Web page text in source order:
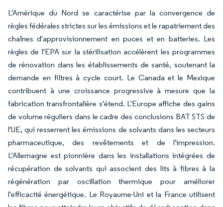
L'Amérique du Nord se caractérise par la convergence de
règles fédérales strictes sur les émissions et le rapatriement des
chaînes d'approvisionnement en puces et en batteries. Les
règles de l'EPA sur la stérilisation accélèrent les programmes
de rénovation dans les établissements de santé, soutenant la
demande en filtres à cycle court. Le Canada et le Mexique
contribuent à une croissance progressive à mesure que la
fabrication transfrontalière s'étend. L'Europe affiche des gains
de volume réguliers dans le cadre des conclusions BAT STS de
l'UE, qui resserrent les émissions de solvants dans les secteurs
pharmaceutique, des revêtements et de l'impression.
L'Allemagne est pionnière dans les installations intégrées de
récupération de solvants qui associent des lits à fibres à la
régénération par oscillation thermique pour améliorer
l'efficacité énergétique. Le Royaume-Uni et la France utilisent